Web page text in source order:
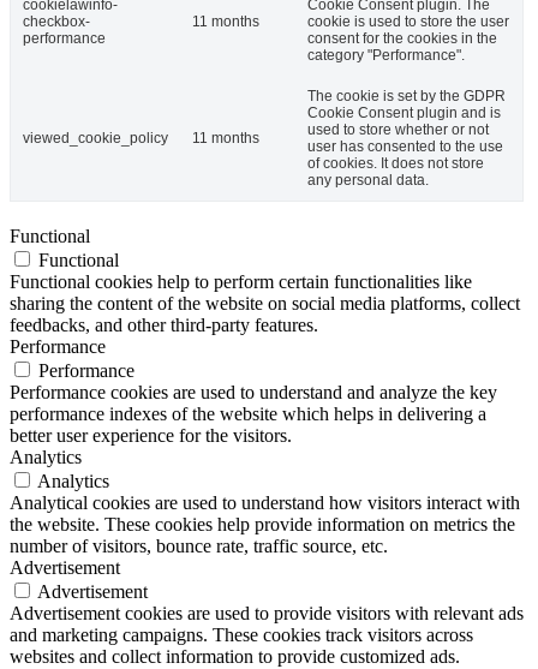
cookielawinfo-
checkbox-
performance
11 months
Cookie Consent plugin. The
cookie is used to store the user
consent for the cookies in the
category "Performance".
viewed_cookie_policy 11 months
The cookie is set by the GDPR
Cookie Consent plugin and is
used to store whether or not
user has consented to the use
of cookies. It does not store
any personal data.
Functional
Functional
Functional cookies help to perform certain functionalities like
sharing the content of the website on social media platforms, collect
feedbacks, and other third-party features.
Performance
Performance
Performance cookies are used to understand and analyze the key
performance indexes of the website which helps in delivering a
better user experience for the visitors.
Analytics
Analytics
Analytical cookies are used to understand how visitors interact with
the website. These cookies help provide information on metrics the
number of visitors, bounce rate, traffic source, etc.
Advertisement
Advertisement
Advertisement cookies are used to provide visitors with relevant ads
and marketing campaigns. These cookies track visitors across
websites and collect information to provide customized ads.